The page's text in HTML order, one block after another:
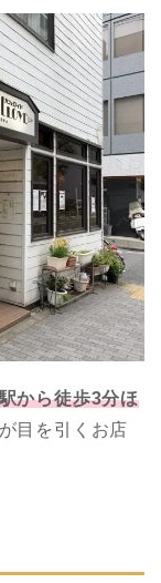
から徒歩3分ほ
目を引くお店